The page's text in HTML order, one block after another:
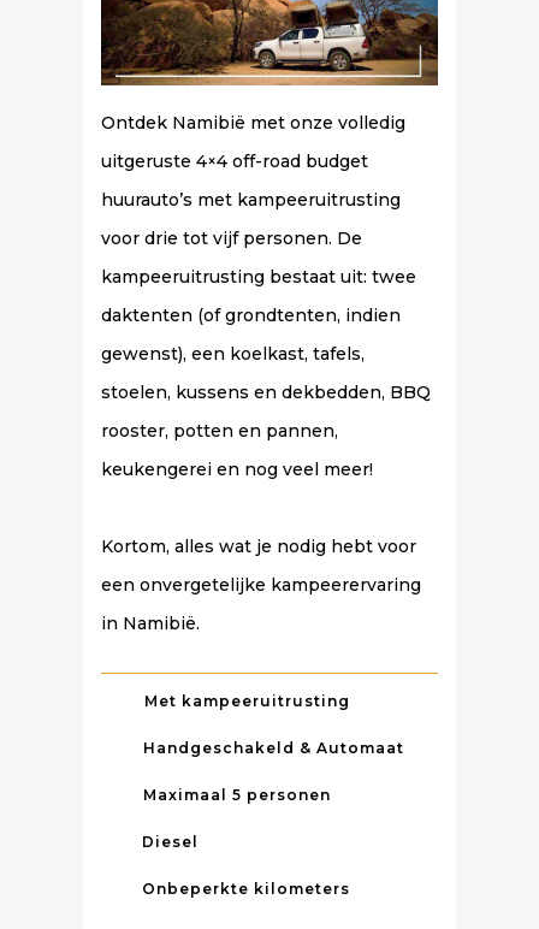
Ontdek Namibië met onze volledig
uitgeruste 4×4 off-road budget
huurauto’s met kampeeruitrusting
voor drie tot vijf personen. De
kampeeruitrusting bestaat uit: twee
daktenten (of grondtenten, indien
gewenst), een koelkast, tafels,
stoelen, kussens en dekbedden, BBQ
rooster, potten en pannen,
keukengerei en nog veel meer!
Kortom, alles wat je nodig hebt voor
een onvergetelijke kampeerervaring
in Namibië.
Met kampeeruitrusting
Handgeschakeld & Automaat
Maximaal 5 personen
Diesel
Onbeperkte kilometers